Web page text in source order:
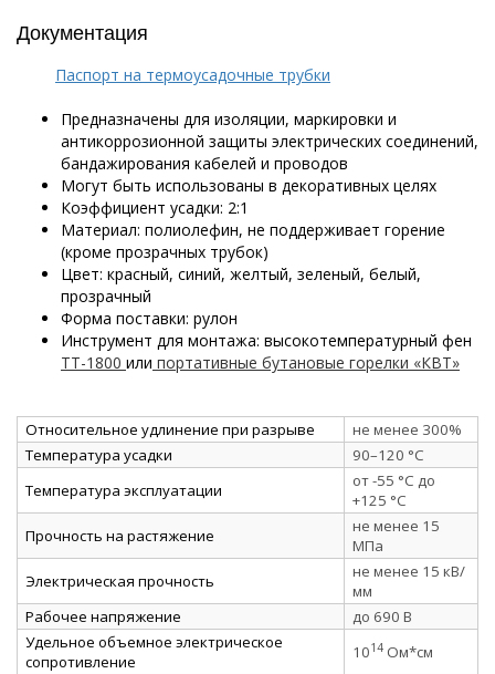
Документация
Паспорт на термоусадочные трубки
Предназначены для изоляции, маркировки и
антикоррозионной защиты электрических соединений,
бандажирования кабелей и проводов
Могут быть использованы в декоративных целях
Коэффициент усадки: 2:1
Материал: полиолефин, не поддерживает горение
(кроме прозрачных трубок)
Цвет: красный, синий, желтый, зеленый, белый,
прозрачный
Форма поставки: рулон
Инструмент для монтажа: высокотемпературный фен
ТТ-1800 или портативные бутановые горелки «КВТ»
Относительное удлинение при разрыве
не менее 300%
Температура усадки
90–120 °C
Температура эксплуатации
от -55 °C до
+125 °C
Прочность на растяжение
не менее 15
МПа
Электрическая прочность
не менее 15 кВ/
мм
Рабочее напряжение
до 690 В
Удельное объемное электрическое
сопротивление
1014 Ом*см